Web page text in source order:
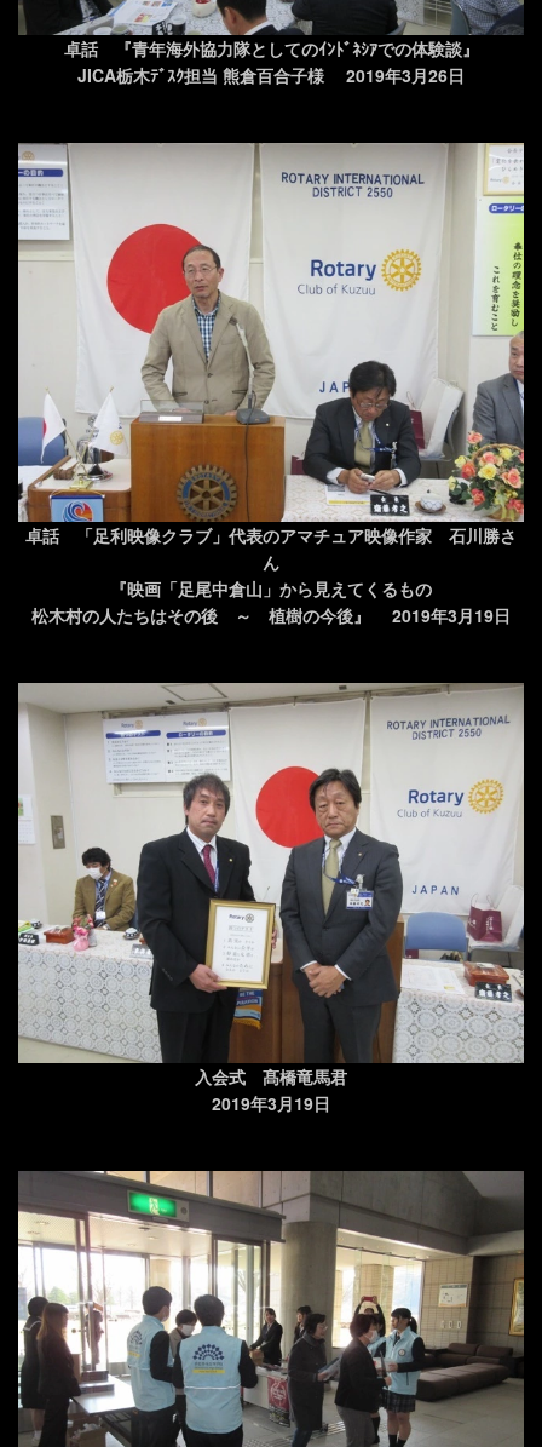
卓話 『青年海外協力隊としてのｲﾝﾄﾞﾈｼｱでの体験談』
JICA栃木ﾃﾞｽｸ担当 熊倉百合子様 2019年3月26日
卓話 「足利映像クラブ」代表のアマチュア映像作家 石川勝さ
ん
『映画「足尾中倉山」から見えてくるもの
松木村の人たちはその後 ～ 植樹の今後』 2019年3月19日
入会式 髙橋竜馬君
2019年3月19日